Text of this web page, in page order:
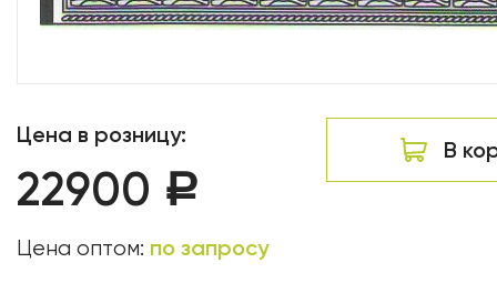
Цена в розницу:
22900 Р
Цена оптом: по запросу
В